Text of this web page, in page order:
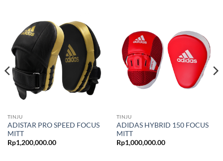
TINJU
ADISTAR PRO SPEED FOCUS
MITT
Rp1,200,000.00
TINJU
ADIDAS HYBRID 150 FOCUS
MITT
Rp1,000,000.00